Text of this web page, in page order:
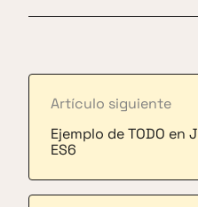
Artículo siguiente
Ejemplo de TODO
ES6